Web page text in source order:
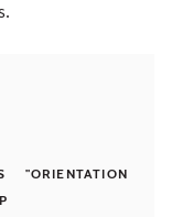
"ORIENTATION